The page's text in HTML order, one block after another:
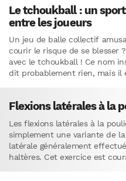
Le tchoukball : un
entre les joueurs
Un jeu de balle collectif
courir le risque de se blesser ?
avec le tchoukball ! Ce nom
dit probablement rien, mais il
Flexions latérales à la
Les flexions latérales à la
simplement une variante de
latérale généralement
haltères. Cet exercice est